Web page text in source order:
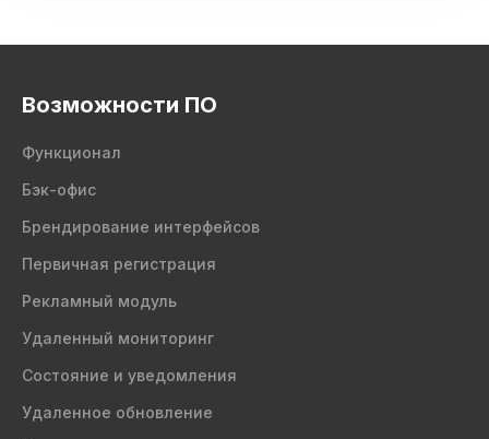
Возможности ПО
Функционал
Бэк-офис
Брендирование интерфейсов
Первичная регистрация
Рекламный модуль
Удаленный мониторинг
Состояние и уведомления
Удаленное обновление